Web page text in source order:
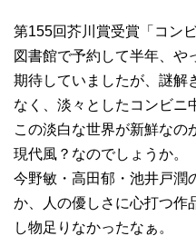
第155回芥川賞受賞「コン
図書館で予約して半年、や
期待していましたが、謎解
なく、淡々としたコンビニ
この淡白な世界が新鮮なの
現代風？なのでしょうか。
今野敏・高田郁・池井戸潤
か、人の優しさに心打つ作
し物足りなかったなぁ。